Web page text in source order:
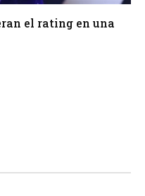
el rating en una